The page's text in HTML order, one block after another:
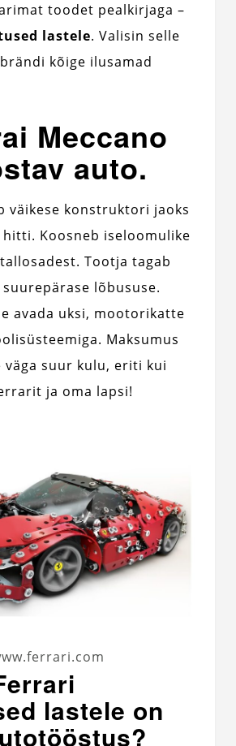
toodet pealkirjaga –
lastele. Valisin selle
kõige ilusamad
Meccano
auto.
väikese konstruktori jaoks
hitti. Koosneb iseloomulike
Tootja tagab
lõbususe.
avada uksi, mootorikatte
Maksumus
väga suur kulu, eriti kui
ja oma lapsi!
lastele on